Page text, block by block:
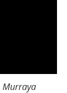
Murraya